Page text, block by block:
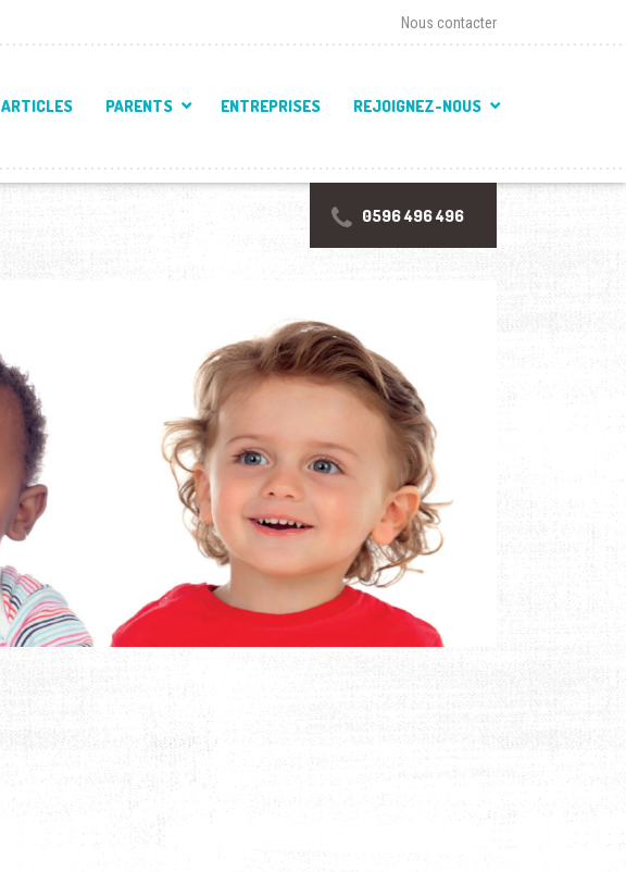
Nous contacter
ARTICLES PARENTS ENTREPRISES REJOIGNEZ-NOUS
0596 496 496